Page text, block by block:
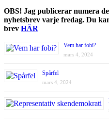
OBS! Jag publicerar numera
nyhetsbrev varje fredag. Du
brev HÄR
Vem har fobi?
mars 4, 2024
Spårfel
mars 4, 2024